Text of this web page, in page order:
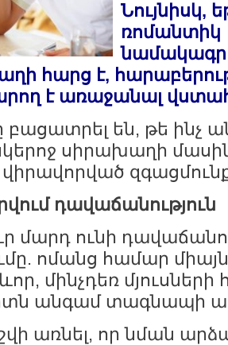
Նույնիսկ,
ռոմանտիկ
հարց է,
է առաջանալ
են, թե ինչ
սիրախաղի
դավաճանություն
մարդ ունի
ոմանց համար
մինչդեռ մյուսների
անգամ տագնապի
առնել, որ նման